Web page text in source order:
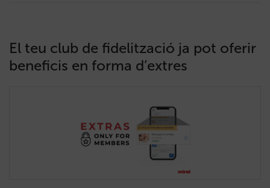
El teu club de fidelització ja pot oferir
beneficis en forma d’extres